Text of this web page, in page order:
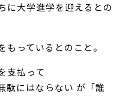
に大学進学を迎えるとの
っているとのこと。
支払って
駄にはならない が「誰